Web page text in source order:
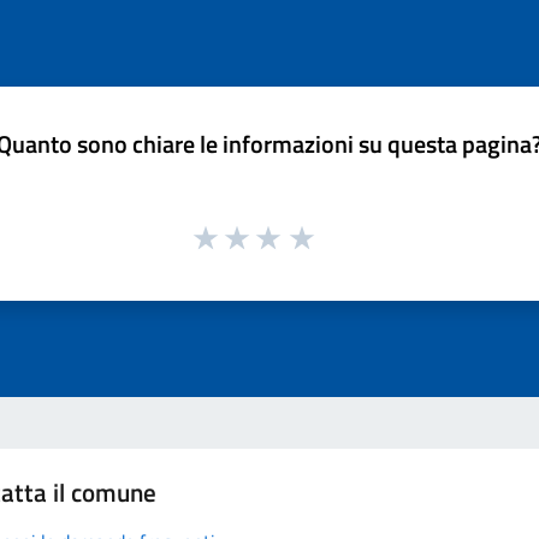
sono chiare le informazioni su questa
il comune